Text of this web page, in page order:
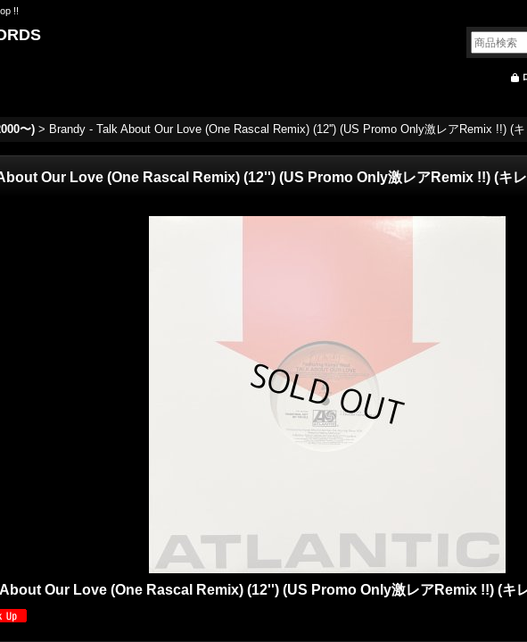
!!
〜) > Brandy - Talk About Our Love (One Rascal Remix) (12'') (US Promo Only激レアRemix !!) (
Our Love (One Rascal Remix) (12'') (US Promo Only激レアRemix !!) (キ
Our Love (One Rascal Remix) (12'') (US Promo Only激レアRemix !!) (キ